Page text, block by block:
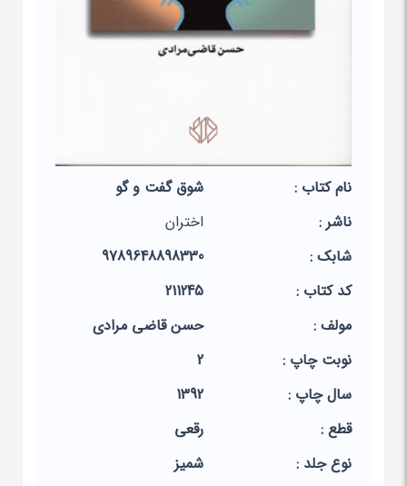
نام کتاب :
شوق گفت و گو
ناشر :
اختران
شابک :
9789648898330
کد کتاب :
211245
مولف :
حسن قاضی مرادی
نوبت چاپ :
2
سال چاپ :
1392
قطع :
رقعی
نوع جلد :
شمیز